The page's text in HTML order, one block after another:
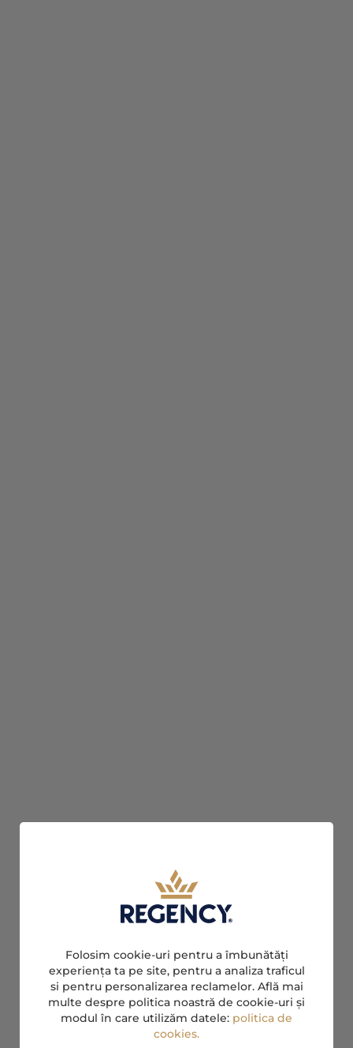
Folosim cookie-uri pentru a îmbunătăți
experiența ta pe site, pentru a analiza traficul
si pentru personalizarea reclamelor. Află mai
multe despre politica noastră de cookie-uri și
modul în care utilizăm datele: politica de
cookies.